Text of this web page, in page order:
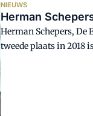
NIEUWS
Herman
Herman Schepers, De
tweede plaats in 2018